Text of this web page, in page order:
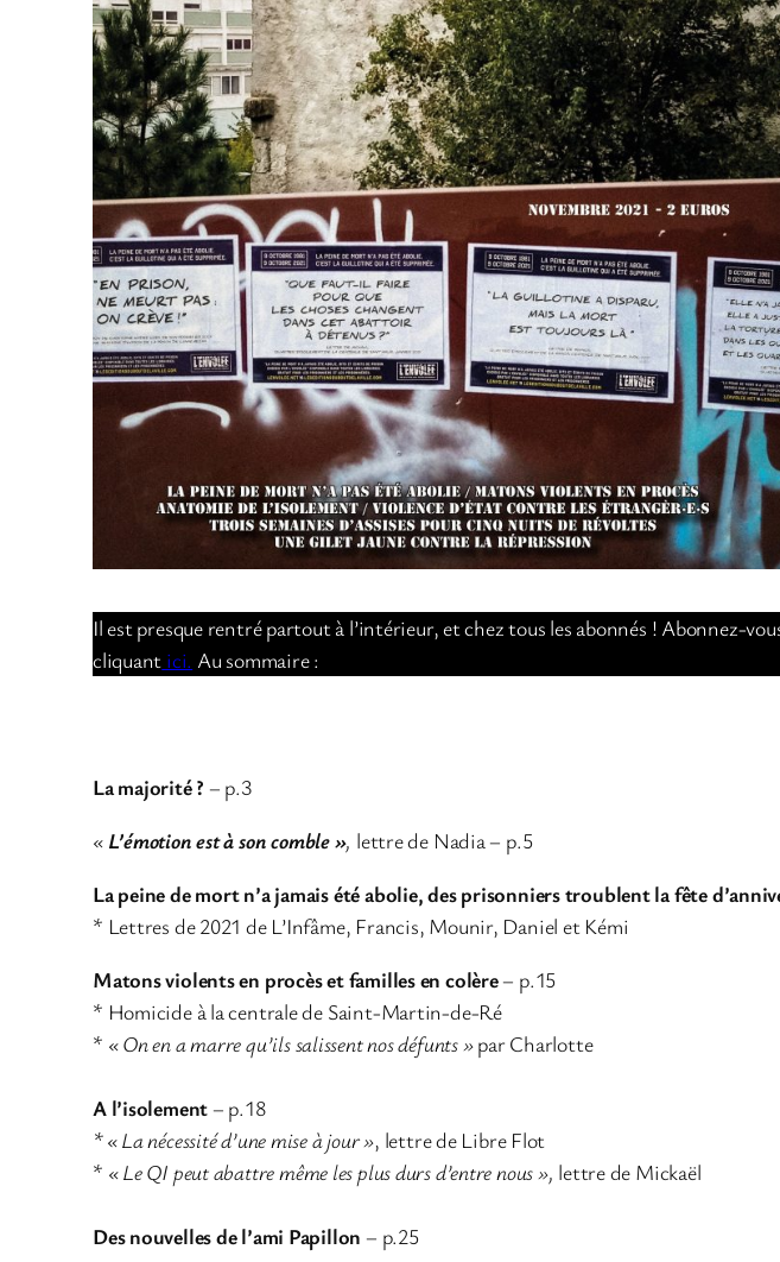
Il est presque rentré partout à l’intérieur, et chez tous les abonnés ! Abonnez-
cliquant ici. Au sommaire :
La majorité ? – p.3
«L’émotion est à son comble », lettre de Nadia – p.5
La peine de mort n’a jamais été abolie, des prisonniers troublent la fête
* Lettres de 2021 de L’Infâme, Francis, Mounir, Daniel et Kémi
Matons violents en procès et familles en colère– p.15
* Homicide à la centrale de Saint-Martin-de-Ré
* « On en a marre qu’ils salissent nos défunts »par Charlotte
A l’isolement– p.18
* « La nécessité d’une mise à jour », lettre de Libre Flot
* « Le QI peut abattre même les plus durs d’entre nous », lettre de Mickaël
Des nouvelles de l’ami Papillon – p.25